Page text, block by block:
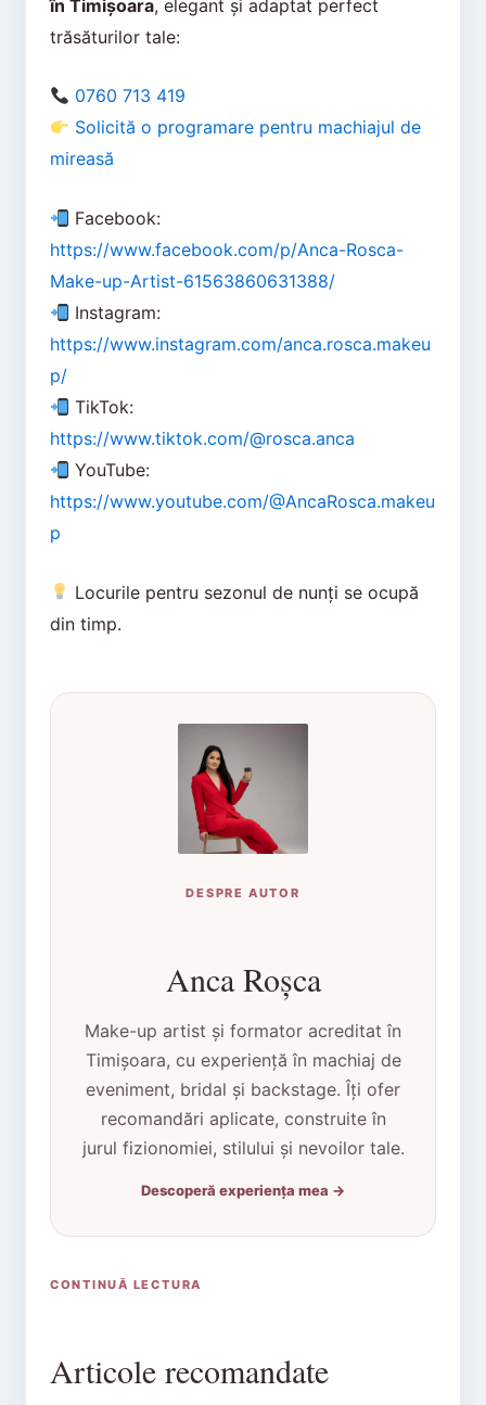
în Timișoara, elegant și adaptat perfect
trăsăturilor tale:
0760 713 419
Solicită o programare pentru machiajul de
mireasă
Facebook:
https://www.facebook.com/p/Anca-Rosca-
Make-up-Artist-61563860631388/
Instagram:
https://www.instagram.com/anca.rosca.makeu
p/
TikTok:
https://www.tiktok.com/@rosca.anca
YouTube:
https://www.youtube.com/@AncaRosca.makeu
p
Locurile pentru sezonul de nunți se ocupă
din timp.
DESPRE AUTOR
Anca Roșca
Make-up artist și formator acreditat în
Timișoara, cu experiență în machiaj de
eveniment, bridal și backstage. Îți ofer
recomandări aplicate, construite în
jurul fizionomiei, stilului și nevoilor tale.
Descoperă experiența mea →
CONTINUĂ LECTURA
Articole recomandate